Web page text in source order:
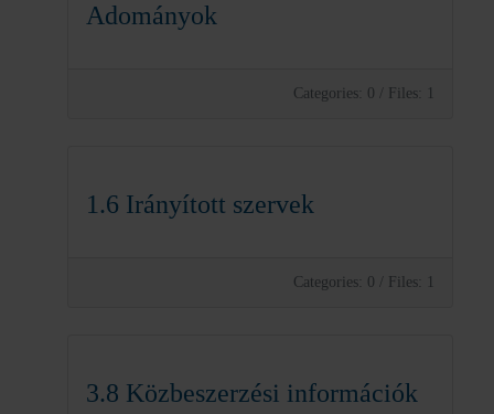
Adományok
Categories: 0 / Files: 1
1.6 Irányított szervek
Categories: 0 / Files: 1
3.8 Közbeszerzési információk